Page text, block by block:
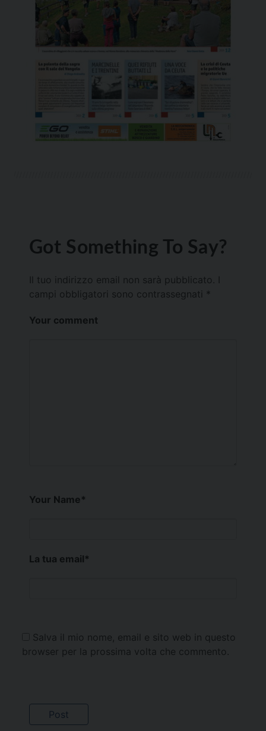
Got Something To Say?
Il tuo indirizzo email non sarà pubblicato.
campi obbligatori sono contrassegnati *
Your comment
Your Name*
La tua email*
Salva il mio nome, email e sito web in questo
browser per la prossima volta che commento.